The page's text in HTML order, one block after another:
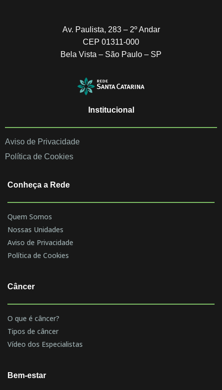
Av. Paulista, 283 – 2º Andar
CEP 01311-000
Bela Vista – São Paulo – SP
Institucional
Aviso de Privacidade
Política de Cookies
Conheça a Rede
Quem Somos
Nossas Unidades
Aviso de Privacidade
Política de Cookies
Câncer
O que é câncer?
Tipos de câncer
Vídeo dos Especialistas
Bem-estar